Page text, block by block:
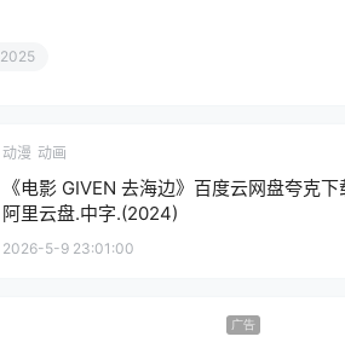
2025
动漫 动画
《电影 GIVEN 去海边》百度云网盘夸克下
阿里云盘.中字.(2024)
2026-5-9 23:01:00
广告